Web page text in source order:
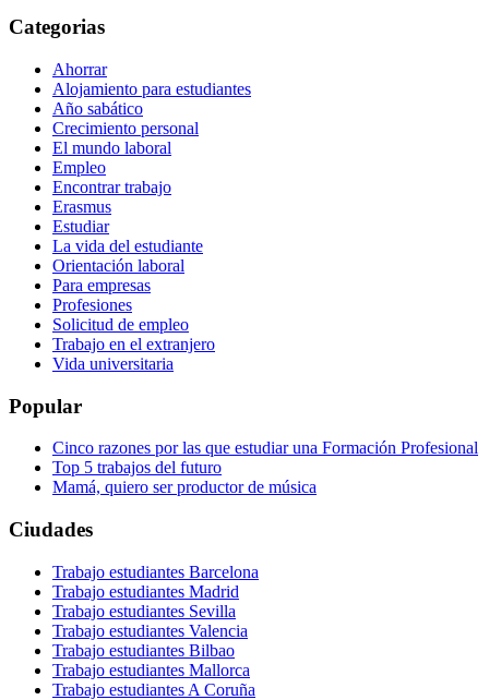
Categorias
Ahorrar
Alojamiento para estudiantes
Año sabático
Crecimiento personal
El mundo laboral
Empleo
Encontrar trabajo
Erasmus
Estudiar
La vida del estudiante
Orientación laboral
Para empresas
Profesiones
Solicitud de empleo
Trabajo en el extranjero
Vida universitaria
Popular
Cinco razones por las que estudiar una Formación Profesional
Top 5 trabajos del futuro
Mamá, quiero ser productor de música
Ciudades
Trabajo estudiantes Barcelona
Trabajo estudiantes Madrid
Trabajo estudiantes Sevilla
Trabajo estudiantes Valencia
Trabajo estudiantes Bilbao
Trabajo estudiantes Mallorca
Trabajo estudiantes A Coruña